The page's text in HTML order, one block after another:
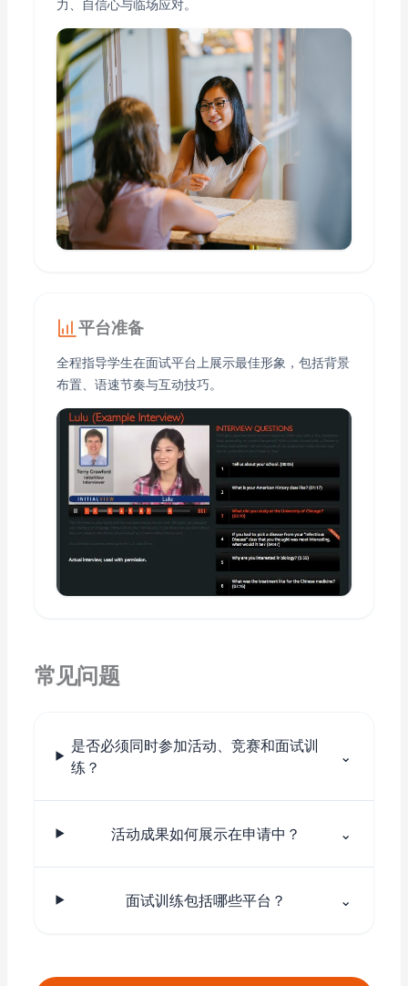
力、自信心与临场应对。
平台准备
全程指导学生在面试平台上展示最佳形象，包括背景
布置、语速节奏与互动技巧。
常见问题
是否必须同时参加活动、竞赛和面试训
练？
⌄
活动成果如何展示在申请中？ ⌄
面试训练包括哪些平台？ ⌄